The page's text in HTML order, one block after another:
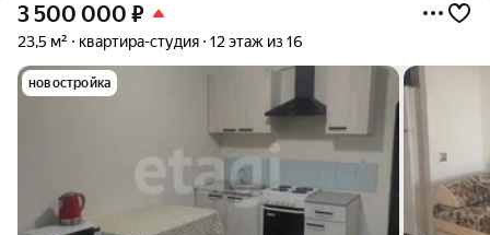
3 500 000 ₽
23,5 м² квартира-студия 12 этаж из 16
новостройка